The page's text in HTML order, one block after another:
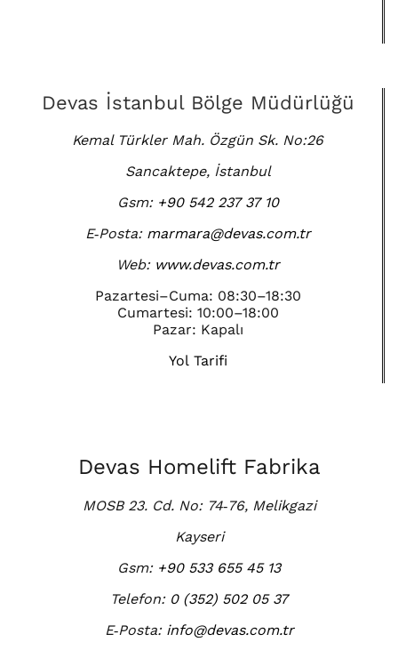
Devas İstanbul Bölge Müdürlüğü
Kemal Türkler Mah. Özgün Sk. No:26
Sancaktepe, İstanbul
Gsm: +90 542 237 37 10
E‑Posta: marmara@devas.com.tr
Web: www.devas.com.tr
Pazartesi–Cuma: 08:30–18:30
Cumartesi: 10:00–18:00
Pazar: Kapalı
Yol Tarifi
Devas Homelift Fabrika
MOSB 23. Cd. No: 74‑76, Melikgazi
Kayseri
Gsm: +90 533 655 45 13
Telefon: 0 (352) 502 05 37
E‑Posta: info@devas.com.tr